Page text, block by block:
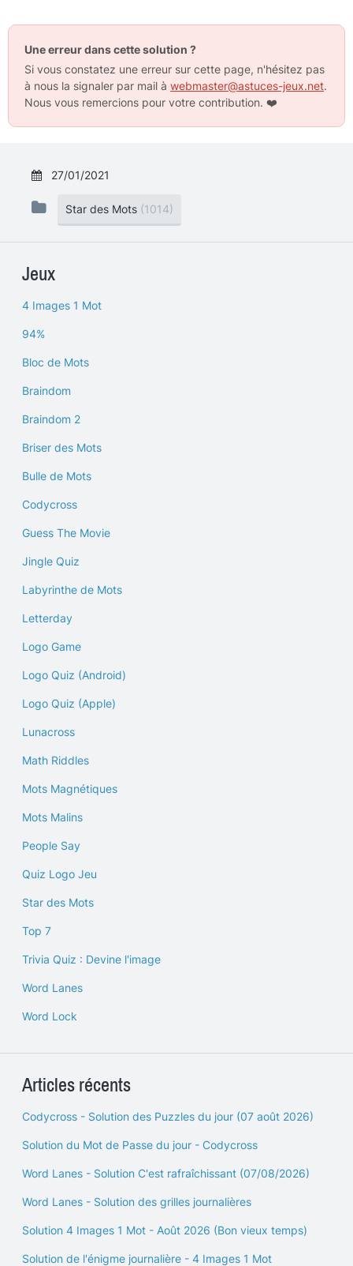
Une erreur dans cette solution ?
Si vous constatez une erreur sur cette page, n'hésitez pas
à nous la signaler par mail à webmaster@astuces-jeux.net.
Nous vous remercions pour votre contribution. ❤️
27/01/2021
Star des Mots (1014)
Jeux
4 Images 1 Mot
94%
Bloc de Mots
Braindom
Braindom 2
Briser des Mots
Bulle de Mots
Codycross
Guess The Movie
Jingle Quiz
Labyrinthe de Mots
Letterday
Logo Game
Logo Quiz (Android)
Logo Quiz (Apple)
Lunacross
Math Riddles
Mots Magnétiques
Mots Malins
People Say
Quiz Logo Jeu
Star des Mots
Top 7
Trivia Quiz : Devine l'image
Word Lanes
Word Lock
Articles récents
Codycross - Solution des Puzzles du jour (07 août 2026)
Solution du Mot de Passe du jour - Codycross
Word Lanes - Solution C'est rafraîchissant (07/08/2026)
Word Lanes - Solution des grilles journalières
Solution 4 Images 1 Mot - Août 2026 (Bon vieux temps)
Solution de l'énigme journalière - 4 Images 1 Mot